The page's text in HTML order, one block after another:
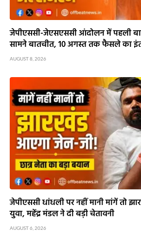
जेपीएससी-जेएसएससी आंदोलन में पहली
सामने बातचीत, 10 अगस्त तक फैसले का
AUGUST 8, 2026
जेपीएससी धांधली पर नहीं मानी मांगें तो
युवा, महेंद्र मंडल ने दी बड़ी चेतावनी
AUGUST 6, 2026